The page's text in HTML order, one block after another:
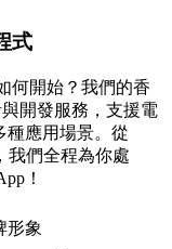
式
何開始？我們的香
開發服務，支援電
種應用場景。從
我們全程為你處
！
形象